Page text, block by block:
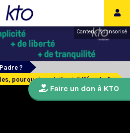
Contenu sponsorisé
?
pourquoi sont-ils si différents ?
Faire un don à KTO